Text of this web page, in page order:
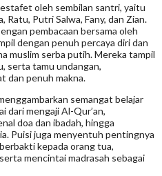
oleh sembilan santri, yaitu
Ratu, Putri Salwa, Fany, dan Zian.
pembacaan bersama oleh
dengan penuh percaya diri dan
muslim serba putih. Mereka tampil
serta tamu undangan,
dan penuh makna.
semangat belajar
dari mengaji Al-Qur’an,
doa dan ibadah, hingga
Puisi juga menyentuh pentingnya
kepada orang tua,
mencintai madrasah sebagai